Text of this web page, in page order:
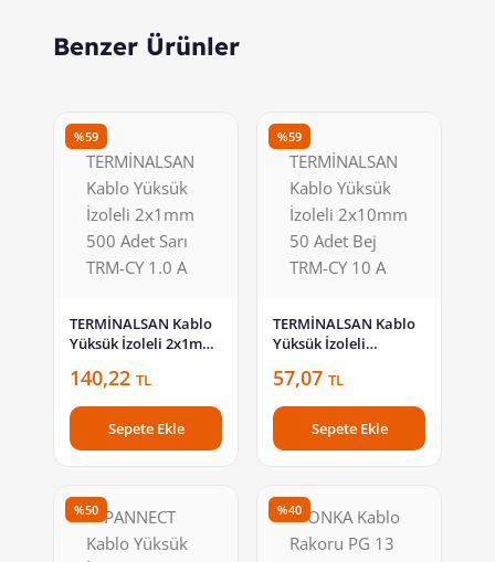
Benzer Ürünler
%59
TERMİNALSAN Kablo
Yüksük İzoleli 2x1mm
1.0 A
140,22 TL
Sepete Ekle
%59
TERMİNALSAN Kablo
Yüksük İzoleli
TRM-CY 10 A
57,07 TL
Sepete Ekle
%50 %40